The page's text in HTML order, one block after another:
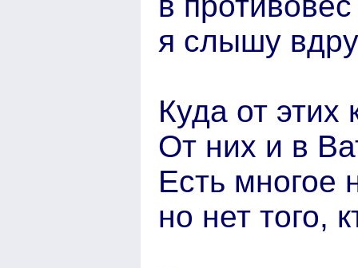
я слышу
Куда от этих
От них и в
Есть многое
но нет того,